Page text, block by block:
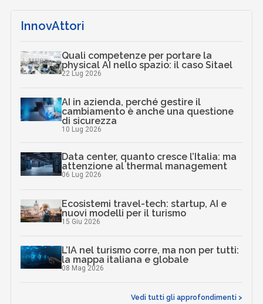
InnovAttori
Quali competenze per portare la
physical AI nello spazio: il caso Sitael
22 Lug 2026
AI in azienda, perché gestire il
cambiamento è anche una questione
di sicurezza
10 Lug 2026
Data center, quanto cresce l’Italia: ma
attenzione al thermal management
06 Lug 2026
Ecosistemi travel-tech: startup, AI e
nuovi modelli per il turismo
15 Giu 2026
L’IA nel turismo corre, ma non per tutti:
la mappa italiana e globale
08 Mag 2026
Vedi tutti gli approfondimenti >